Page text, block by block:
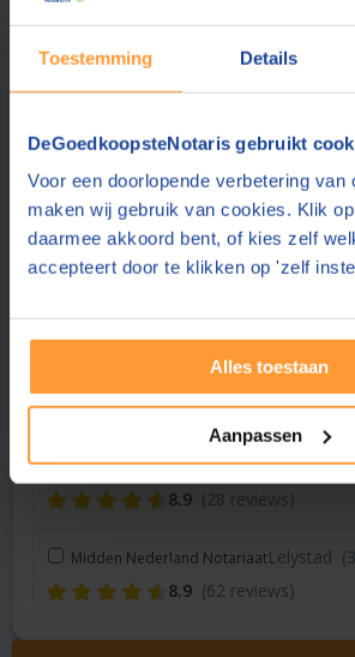
Toestemming Details
DeGoedkoopsteNotaris gebruikt
Voor een doorlopende verbetering van
maken wij gebruik van cookies. Klik
daarmee akkoord bent, of kies zelf
accepteert door te klikken op 'zelf
Alles toestaan
Aanpassen
1 Vergelijk en bespaar
Vraag een offerte aan bij een andere
Notariaat EemmeerBunschoten (9 km)
8.7
(216 reviews)
Duo Notariaat
(20 km)
9.2 (138 reviews)
Smit & Moormann NotariaatWageningen
8.6 (34 reviews)
Dudok van Heel NotariaatAmsterdam
8.9 (28 reviews)
Midden Nederland NotariaatLelystad
8.9 (62 reviews)